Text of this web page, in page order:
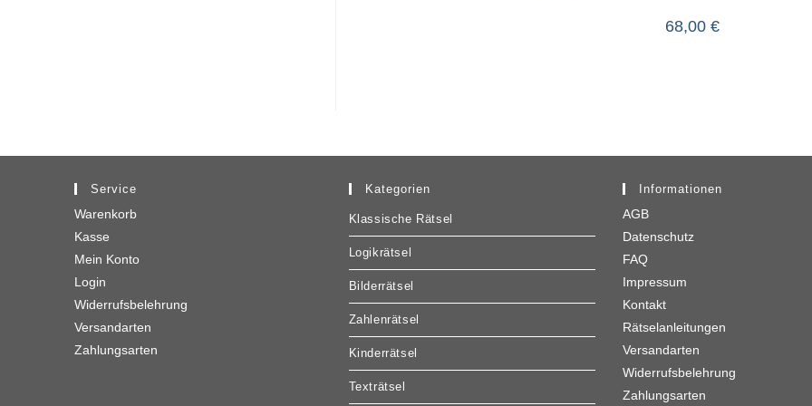
68,00 €
Service
Warenkorb
Kasse
Mein Konto
Login
Widerrufsbelehrung
Versandarten
Zahlungsarten
Kategorien
Klassische Rätsel
Logikrätsel
Bilderrätsel
Zahlenrätsel
Kinderrätsel
Texträtsel
Informationen
AGB
Datenschutz
FAQ
Impressum
Kontakt
Rätselanleitungen
Versandarten
Widerrufsbelehrung
Zahlungsarten